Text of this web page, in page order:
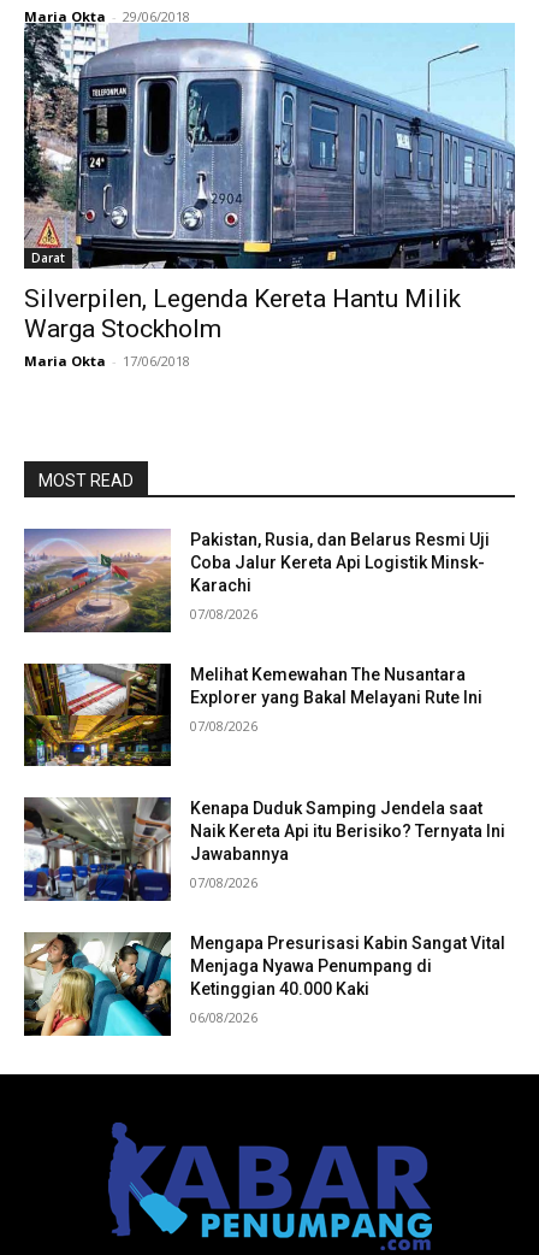
Maria Okta - 29/06/2018
Darat
Silverpilen, Legenda Kereta Hantu Milik
Warga Stockholm
Maria Okta - 17/06/2018
MOST READ
Pakistan, Rusia, dan Belarus Resmi Uji
Coba Jalur Kereta Api Logistik Minsk-
Karachi
07/08/2026
Melihat Kemewahan The Nusantara
Explorer yang Bakal Melayani Rute Ini
07/08/2026
Kenapa Duduk Samping Jendela saat
Naik Kereta Api itu Berisiko? Ternyata Ini
Jawabannya
07/08/2026
Mengapa Presurisasi Kabin Sangat Vital
Menjaga Nyawa Penumpang di
Ketinggian 40.000 Kaki
06/08/2026